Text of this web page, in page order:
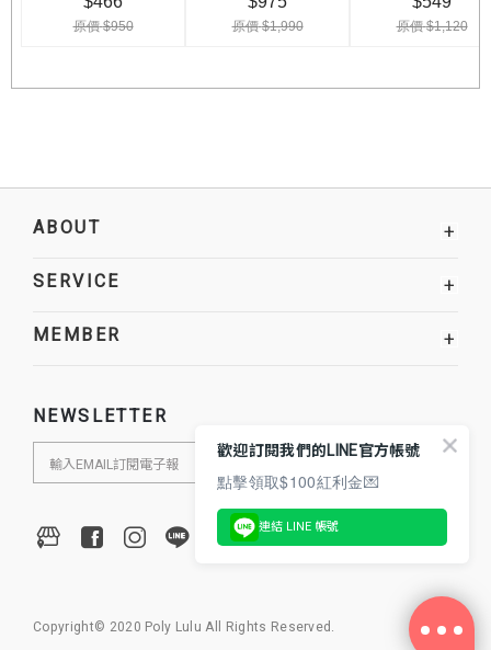
ABOUT +
SERVICE +
MEMBER +
NEWSLETTER
Copyright© 2020 Poly Lulu All Rights Reserved.
歡迎訂閱我們的LINE官方帳號
點擊領取$100紅利金💌
連結 LINE 帳號